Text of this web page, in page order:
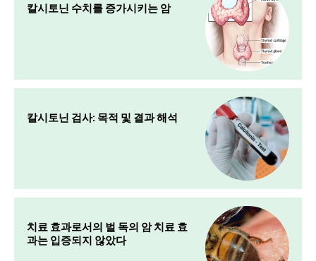
칼시토닌 수치를 증가시키는 암
칼시토닌 검사: 목적 및 결과 해석
치료 효과로서의 벌 독의 암 치료 효
과는 입증되지 않았다